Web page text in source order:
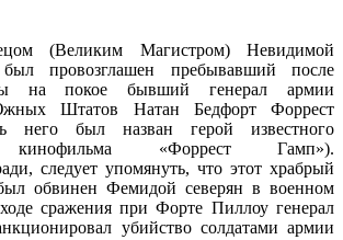
(Великим Магистром) Невидимой
провозглашен пребывавший после
на покое бывший генерал армии
Штатов Натан Бедфорт Форрест
него был назван герой известного
кинофильма «Форрест Гамп»).
следует упомянуть, что этот храбрый
обвинен Фемидой северян в военном
сражения при Форте Пиллоу генерал
убийство солдатами армии